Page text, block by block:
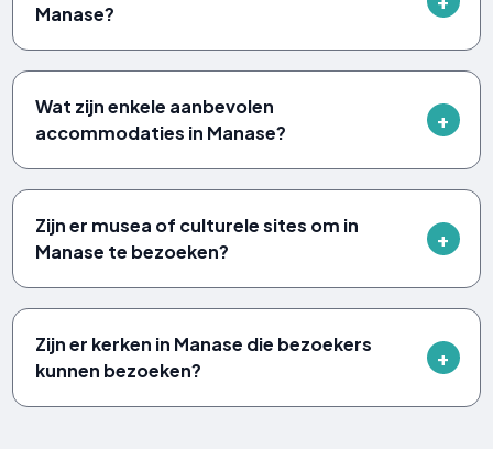
Manase?
Wat zijn enkele aanbevolen
accommodaties in Manase?
Zijn er musea of ​​culturele sites om in
Manase te bezoeken?
Zijn er kerken in Manase die bezoekers
kunnen bezoeken?